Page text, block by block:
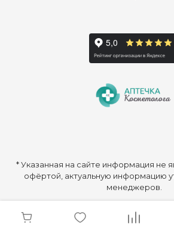
* Указанная на сайте информация не
офёртой, актуальную информацию
менеджеров.
© 2026 ООО «Аптечка Косметолога»,